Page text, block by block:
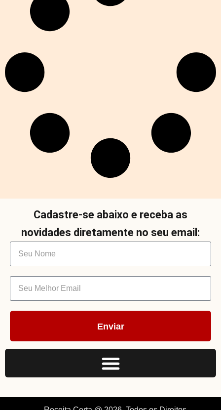
Cadastre-se abaixo e receba as
novidades diretamente no seu email:
Enviar